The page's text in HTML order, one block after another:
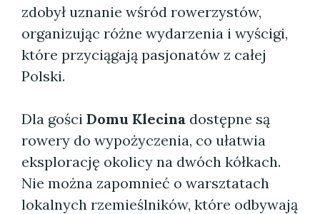
zdobył uznanie wśród rowerzystów,
organizując różne wydarzenia i wyścigi,
które przyciągają pasjonatów z całej
Polski.
Dla gości Domu Klecina dostępne są
rowery do wypożyczenia, co ułatwia
eksplorację okolicy na dwóch kółkach.
Nie można zapomnieć o warsztatach
lokalnych rzemieślników, które odbywają